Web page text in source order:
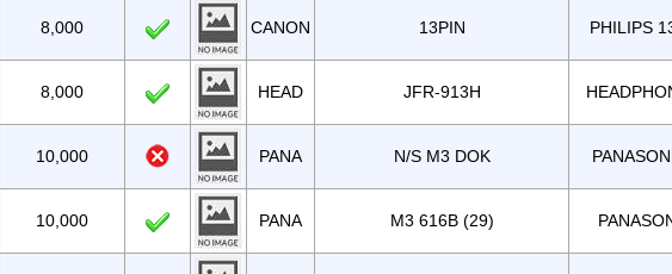
8,000 CANON 13PIN PHILIPS
8,000 HEAD JFR-913H
10,000 PANA N/S M3 DOK
10,000 PANA M3 616B (29)